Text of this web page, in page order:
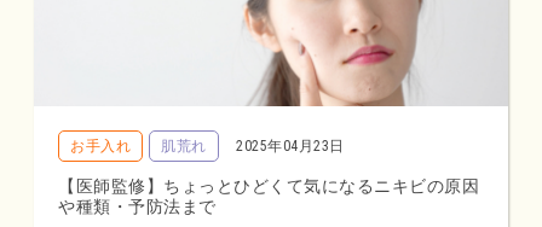
お手入れ 肌荒れ 2025年04月23日
【医師監修】ちょっとひどくて気になるニキビの原因
や種類・予防法まで